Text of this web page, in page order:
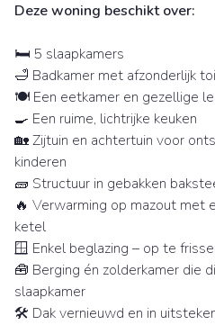
Deze woning beschikt over:
🛏 5 slaapkamers
🛁 Badkamer met afzonderlijk
🍽 Een eetkamer en gezellige
🍳 Een ruime, lichtrijke keuken
🏡 Zijtuin en achtertuin voor
kinderen
🧱 Structuur in gebakken
🔥 Verwarming op mazout met
ketel
🪟 Enkel beglazing – op te
🧰 Berging én zolderkamer die
slaapkamer
🛠 Dak vernieuwd en in